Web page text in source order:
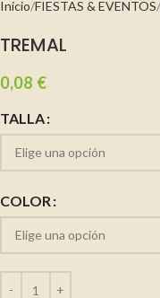
Inicio FIESTAS & EVENTOS
TREMAL
0,08 €
TALLA
COLOR